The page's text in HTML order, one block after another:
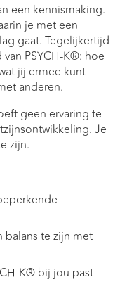
een kennismaking.
je met een
gaat. Tegelijkertijd
PSYCH-K®: hoe
jij ermee kunt
anderen.
geen ervaring te
Je
zijn.
te zijn met
K® bij jou past